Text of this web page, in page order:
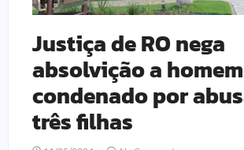
Justiça de RO nega
absolvição a homem
condenado por
três filhas